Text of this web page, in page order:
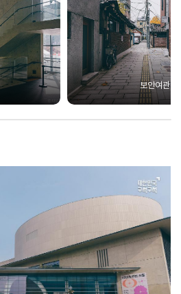
보안여관